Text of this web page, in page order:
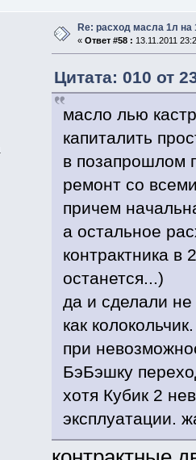
Re: расход масла 1л на
« Ответ #58 : 13.11.2011
Цитата: 010 от
масло лью
капиталить
в позапрошлом
ремонт со
причем
а остальное
контрактника
останется...)
да и сделали не
как
при
БэБэшку
хотя Кубик 2
эксплуатации.